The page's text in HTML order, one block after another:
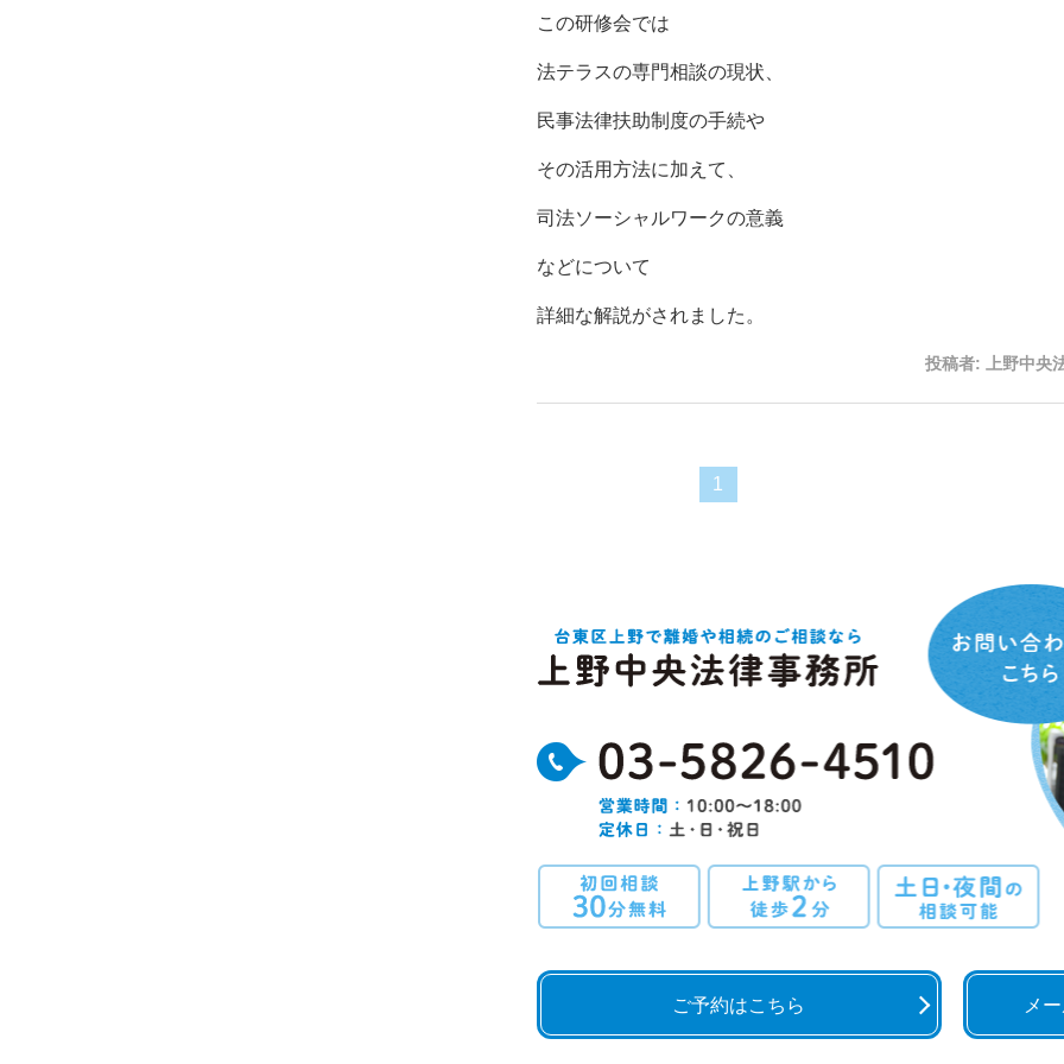
この研修会では
法テラスの専門相談の現状、
民事法律扶助制度の手続や
その活用方法に加えて、
司法ソーシャルワークの意義
などについて
詳細な解説がされました。
投稿者: 上野中央
1
ご予約はこちら メ